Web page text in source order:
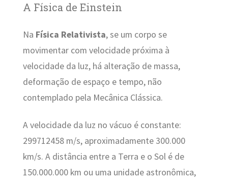
A Física de Einstein
Na Física Relativista, se um corpo se
movimentar com velocidade próxima à
velocidade da luz, há alteração de massa,
deformação de espaço e tempo, não
contemplado pela Mecânica Clássica.
A velocidade da luz no vácuo é constante:
299712458 m/s, aproximadamente 300.000
km/s. A distância entre a Terra e o Sol é de
150.000.000 km ou uma unidade astronômica,